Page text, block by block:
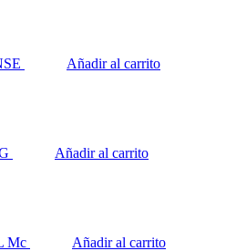
Añadir al carrito
Añadir al carrito
Añadir al carrito